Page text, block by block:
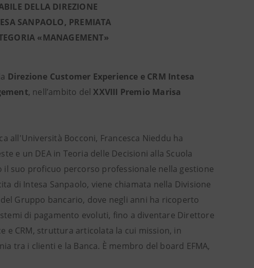
DELLA DIREZIONE
SANPAOLO, PREMIATA
«MANAGEMENT»
Direzione Customer Experience e CRM Intesa
, nell’ambito delXXVIII Premio Marisa
all'Università Bocconi, Francesca Nieddu ha
e un DEA in Teoria delle Decisioni alla Scuola
il suo proficuo percorso professionale nella gestione
di Intesa Sanpaolo, viene chiamata nella Divisione
Gruppo bancario, dove negli anni ha ricoperto
di pagamento evoluti, fino a diventare Direttore
e CRM, struttura articolata la cui mission, in
tra i clienti e la Banca. È membro del board EFMA,